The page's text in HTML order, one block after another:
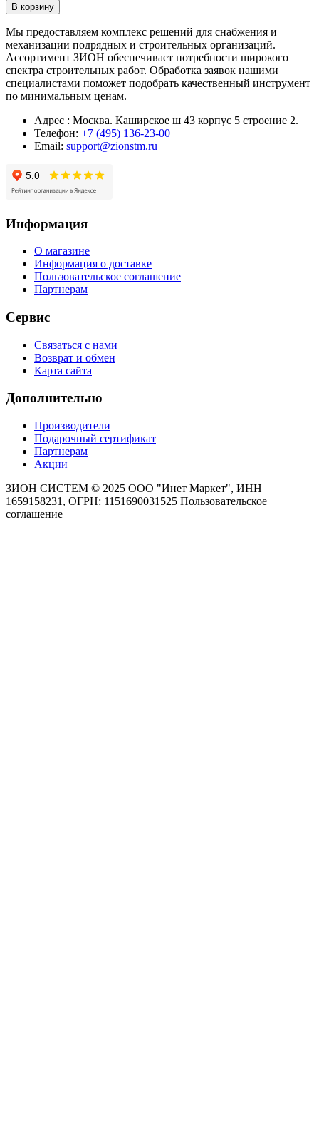
В корзину
Мы предоставляем комплекс решений для снабжения и
механизации подрядных и строительных организаций.
Ассортимент ЗИОН обеспечивает потребности широкого
спектра строительных работ. Обработка заявок нашими
специалистами поможет подобрать качественный инструмент
по минимальным ценам.
Адрес : Москва. Каширское ш 43 корпус 5 строение 2.
Телефон: +7 (495) 136-23-00
Email: support@zionstm.ru
Информация
О магазине
Информация о доставке
Пользовательское соглашение
Партнерам
Сервис
Связаться с нами
Возврат и обмен
Карта сайта
Дополнительно
Производители
Подарочный сертификат
Партнерам
Акции
ЗИОН СИСТЕМ © 2025 ООО "Инет Маркет", ИНН
1659158231, ОГРН: 1151690031525 Пользовательское
соглашение